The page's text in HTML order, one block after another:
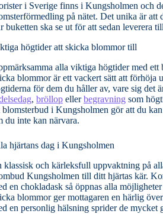
i Sverige finns i Kungsholmen och
på nätet. Det unika är att
buketten ska se ut för att sedan leverera
högtider att skicka blommor till
alla viktiga högtider med
blommor är ett vackert sätt att förhöja
för dem du håller av, vare sig det
, bröllop ellerbegravning som
blomsterbud i Kungsholmen gör att du
du inte kan närvara.
hjärtans dag i Kungsholmen
klassisk och kärleksfull uppvaktning på
Kungsholmen till ditt hjärtas kär.
en chokladask så öppnas alla
blommor ger mottagaren en härlig
en personlig hälsning sprider de mycket